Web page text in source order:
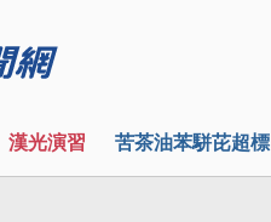
漢光演習 苦茶油苯駢芘超標